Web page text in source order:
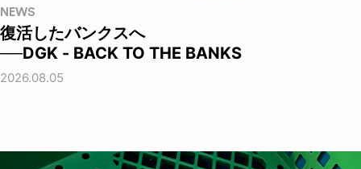
NEWS
復活したバンクスへ
──DGK - BACK TO THE BANKS
2026.08.05